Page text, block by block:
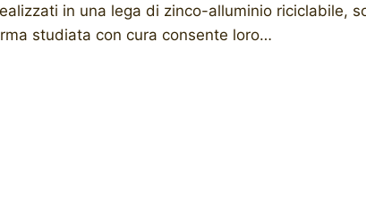
in una lega di zinco-alluminio riciclabile,
studiata con cura consente loro…